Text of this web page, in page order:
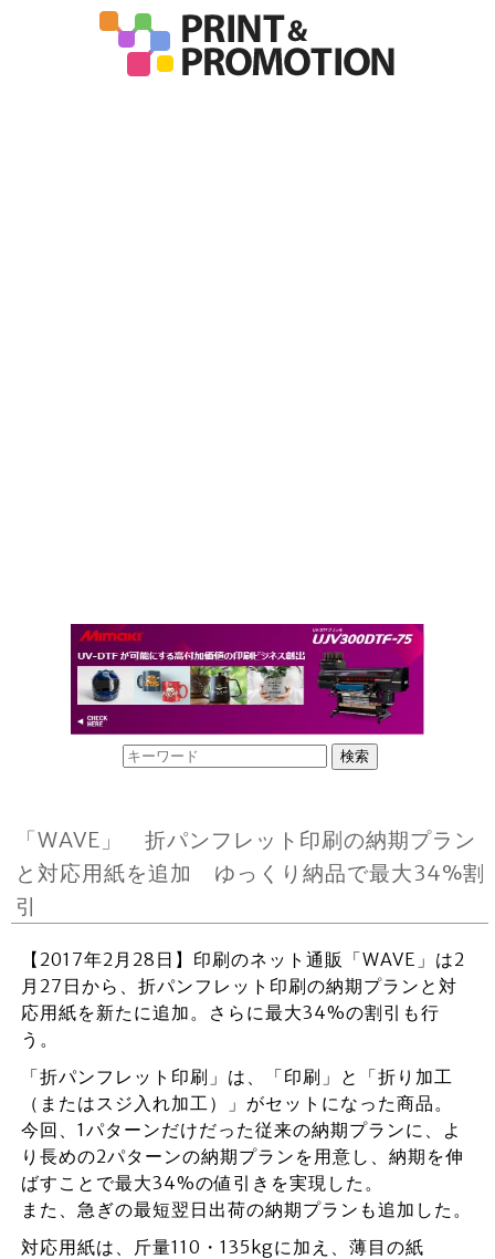
「WAVE」 折パンフレット印刷の納期プラン
と対応用紙を追加 ゆっくり納品で最大34%割
引
【2017年2月28日】印刷のネット通販「WAVE」は2
月27日から、折パンフレット印刷の納期プランと対
応用紙を新たに追加。さらに最大34%の割引も行
う。
「折パンフレット印刷」は、「印刷」と「折り加工
（またはスジ入れ加工）」がセットになった商品。
今回、1パターンだけだった従来の納期プランに、よ
り長めの2パターンの納期プランを用意し、納期を伸
ばすことで最大34%の値引きを実現した。
また、急ぎの最短翌日出荷の納期プランも追加した。
対応用紙は、斤量110・135kgに加え、薄目の紙